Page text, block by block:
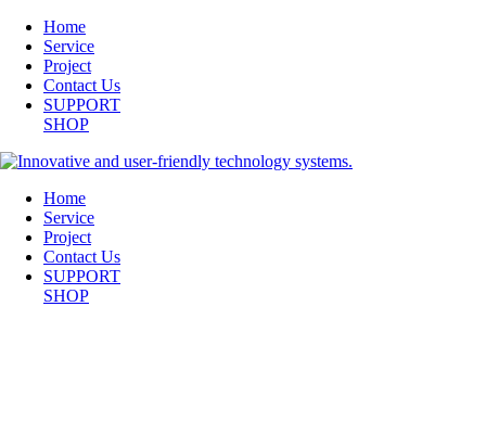
Home
Service
Project
Contact Us
SUPPORT
SHOP
Home
Service
Project
Contact Us
SUPPORT
SHOP